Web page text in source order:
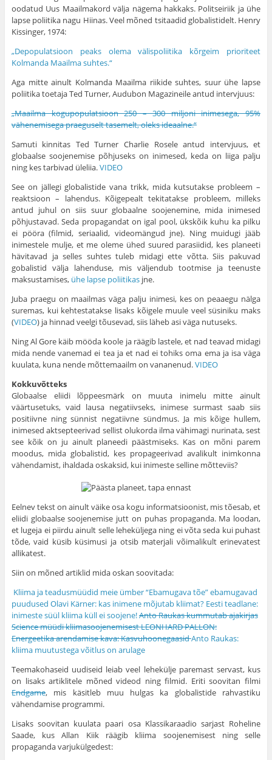
oodatud Uus Maailmakord välja nägema hakkaks. Politseiriik ja ühe
lapse poliitika nagu Hiinas. Veel mõned tsitaadid globalistidelt. Henry
Kissinger, 1974:
„Depopulatsioon peaks olema välispoliitika kõrgeim prioriteet
Kolmanda Maailma suhtes.“
Aga mitte ainult Kolmanda Maailma riikide suhtes, suur ühe lapse
poliitika toetaja Ted Turner, Audubon Magazineile antud intervjuus:
„Maailma kogupopulatsioon 250 – 300 miljoni inimesega, 95%
vähenemisega praeguselt tasemelt, oleks ideaalne.“
Samuti kinnitas Ted Turner Charlie Rosele antud intervjuus, et
globaalse soojenemise põhjuseks on inimesed, keda on liiga palju
ning kes tarbivad üleliia.VIDEO
See on jällegi globalistide vana trikk, mida kutsutakse probleem –
reaktsioon – lahendus. Kõigepealt tekitatakse probleem, milleks
antud juhul on siis suur globaalne soojenemine, mida inimesed
põhjustavad. Seda propagandat on igal pool, ükskõik kuhu ka pilku
ei pööra (filmid, seriaalid, videomängud jne). Ning muidugi jääb
inimestele mulje, et me oleme ühed suured parasiidid, kes planeeti
hävitavad ja selles suhtes tuleb midagi ette võtta. Siis pakuvad
gobalistid välja lahenduse, mis väljendub tootmise ja teenuste
maksustamises, ühe lapse poliitikasjne.
Juba praegu on maailmas väga palju inimesi, kes on peaaegu nälga
suremas, kui kehtestatakse lisaks kõigele muule veel süsiniku maks
(VIDEO) ja hinnad veelgi tõusevad, siis läheb asi väga nutuseks.
Ning Al Gore käib mööda koole ja räägib lastele, et nad teavad midagi
mida nende vanemad ei tea ja et nad ei tohiks oma ema ja isa väga
kuulata, kuna nende mõttemaailm on vananenud.VIDEO
Kokkuvõtteks
Globaalse eliidi lõppeesmärk on muuta inimelu mitte ainult
väärtusetuks, vaid lausa negatiivseks, inimese surmast saab siis
positiivne ning sünnist negatiivne sündmus. Ja mis kõige hullem,
inimesed aktsepteerivad sellist olukorda ilma vähimagi nurinata, sest
see kõik on ju ainult planeedi päästmiseks. Kas on mõni parem
moodus, mida globalistid, kes propageerivad avalikult inimkonna
vähendamist, ihaldada oskaksid, kui inimeste selline mõtteviis?
Eelnev tekst on ainult väike osa kogu informatsioonist, mis tõesab, et
eliidi globaalse soojenemise jutt on puhas propaganda. Ma loodan,
et lugeja ei piirdu ainult selle leheküljega ning ei võta seda kui puhast
tõde, vaid küsib küsimusi ja otsib materjali võimalikult erinevatest
allikatest.
Siin on mõned artiklid mida oskan soovitada:
Kliima ja teadusmüüdid meie ümber“Ebamugava tõe” ebamugavad
puudused Olavi Kärner: kas inimene mõjutab kliimat? Eesti teadlane:
inimeste süül kliima küll ei soojene!Anto Raukas kummutab ajakirjas
Science müüdi kliimasoojenemisestLEONHARD PALLON:
Energeetika arendamise kava: KasvuhoonegaasidAnto Raukas:
kliima muutustega võitlus on arulage
Teemakohaseid uudiseid leiab veel lehekülje paremast servast, kus
on lisaks artiklitele mõned videod ning filmid. Eriti soovitan filmi
Endgame, mis käsitleb muu hulgas ka globalistide rahvastiku
vähendamise programmi.
Lisaks soovitan kuulata paari osa Klassikaraadio sarjast Roheline
Saade, kus Allan Kiik räägib kliima soojenemisest ning selle
propaganda varjukülgedest: